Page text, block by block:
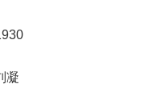
凝